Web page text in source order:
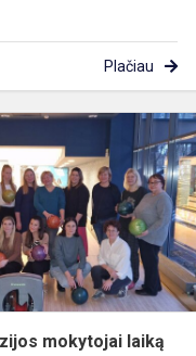
Plačiau
mokytojai laiką